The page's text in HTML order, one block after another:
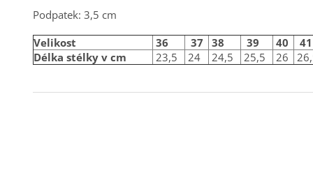
Podpatek: 3,5 cm
Velikost
36 37 38 39 40
41
Délka stélky v cm
23,5 24 24,5 25,5 26